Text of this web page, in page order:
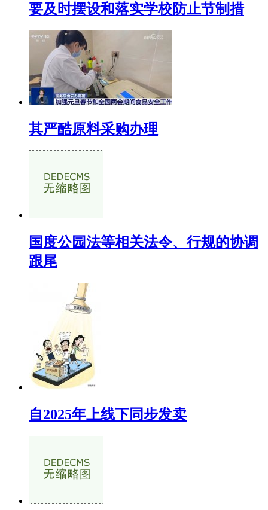
要及时摆设和落实学校防止节制措
其严酷原料采购办理
国度公园法等相关法令、行规的协调
跟尾
自2025年上线下同步发卖